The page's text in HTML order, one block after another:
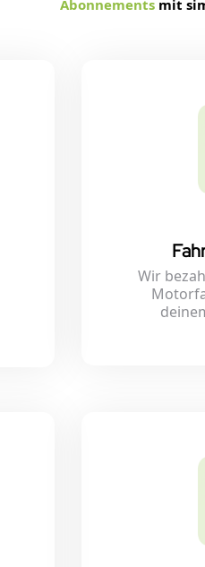
Abonnements mit
Wir